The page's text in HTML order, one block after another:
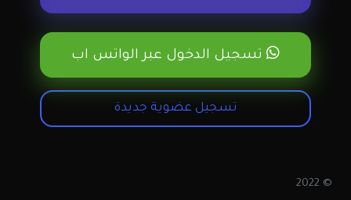
تسجيل الدخول عبر الواتس اب
تسجيل عضوية جديدة
© 2022